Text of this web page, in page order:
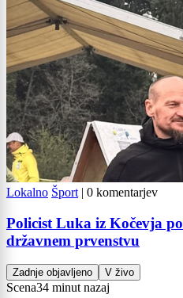
Lokalno Šport | 0 komentarjev
Policist Luka iz Kočevja
državnem prvenstvu
Zadnje objavljeno V živo
Scena34 minut nazaj